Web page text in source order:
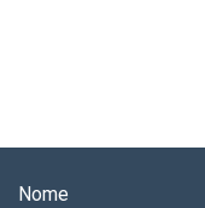
Nome